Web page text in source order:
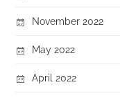
November 2022
May 2022
April 2022